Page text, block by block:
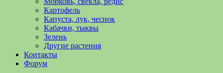
Картофель
Капуста, лук, чеснок
Кабачки, тыквы
Зелень
Другие растения
Контакты
Форум